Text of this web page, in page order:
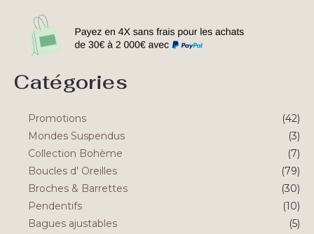
Catégories
Promotions
(42)
Mondes Suspendus
(3)
Collection Bohème
(7)
Boucles d' Oreilles
(79)
Broches & Barrettes
(30)
Pendentifs
(10)
Bagues ajustables
(5)